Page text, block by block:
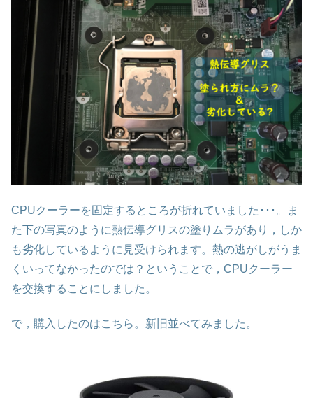
CPUクーラーを固定するところが折れていました･･･。ま
た下の写真のように熱伝導グリスの塗りムラがあり，しか
も劣化しているように見受けられます。熱の逃がしがうま
くいってなかったのでは？ということで，CPUクーラー
を交換することにしました。
で，購入したのはこちら。新旧並べてみました。